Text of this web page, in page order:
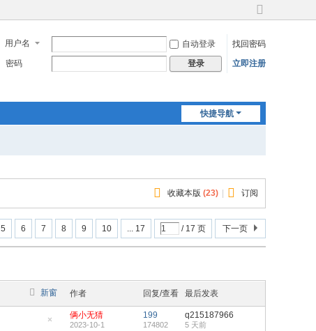
切
到
宽
用户名 自动登录
找回密码
密码
登录 立即注册
快捷导航
收藏本版 (23) 订阅
5 6 7 8 9 10 ... 17 / 17 页 下一页
新窗 作者 回复/查看 最后发表
俩小无猜
2023-10-1
199
174802
q215187966
5 天前